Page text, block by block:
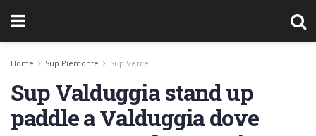
Home Sup Piemonte Sup Vercelli
Sup Valduggia stand up
paddle a Valduggia dove